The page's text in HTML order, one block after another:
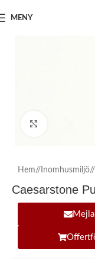
MENY
Hem/ Inomhusmiljö/
Caesarstone